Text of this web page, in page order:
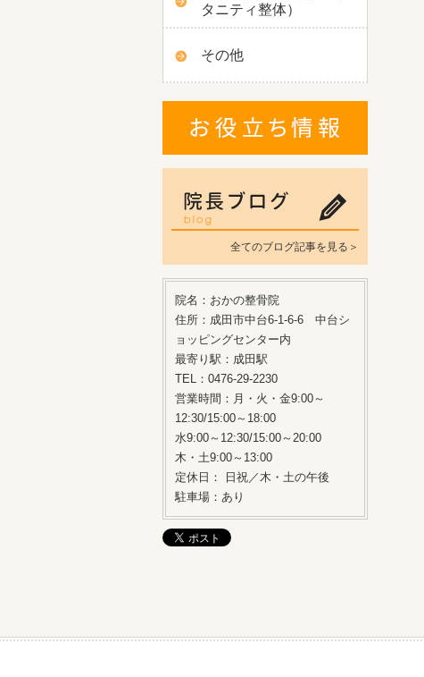
タニティ整体）
その他
全てのブログ記事を見る＞
院名：おかの整骨院
住所：成田市中台6-1-6-6 中台シ
ョッピングセンター内
最寄り駅：成田駅
TEL：0476-29-2230
営業時間：月・火・金9:00～
12:30/15:00～18:00
水9:00～12:30/15:00～20:00
木・土9:00～13:00
定休日： 日祝／木・土の午後
駐車場：あり